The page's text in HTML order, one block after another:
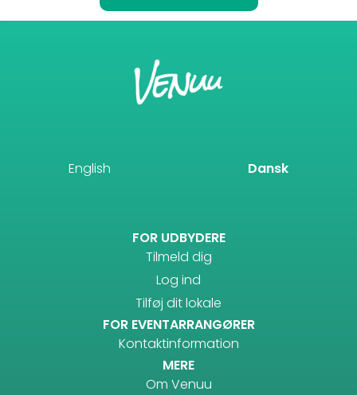
English Dansk
FOR UDBYDERE
Tilmeld dig
Log ind
Tilføj dit lokale
FOR EVENTARRANGØRER
Kontaktinformation
MERE
Om Venuu